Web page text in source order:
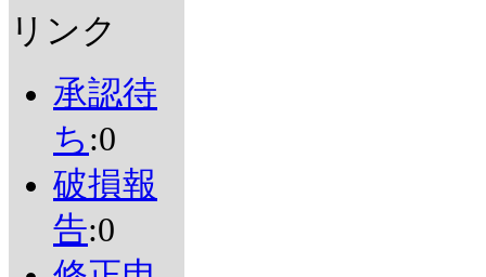
リンク
承認待
ち :0
破損報
告:0